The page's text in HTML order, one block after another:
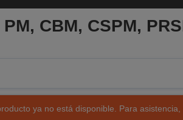
CBM, CSPM,
ya no está disponible. Para asistencia,